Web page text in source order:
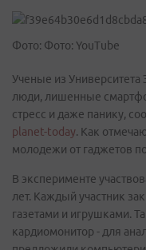
Фото: Фото: YouTube
Ученые из
люди, лишенные
стресс и даже панику,
planet-today. Как
молодежи от гаджетов
В эксперименте
лет. Каждый участник
газетами и игрушками.
кардиомонитор - для